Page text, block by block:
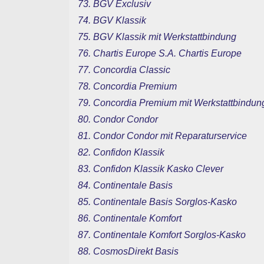
73. BGV Exclusiv
74. BGV Klassik
75. BGV Klassik mit Werkstattbindung
76. Chartis Europe S.A. Chartis Europe
77. Concordia Classic
78. Concordia Premium
79. Concordia Premium mit
80. Condor Condor
81. Condor Condor mit Reparaturservice
82. Confidon Klassik
83. Confidon Klassik Kasko Clever
84. Continentale Basis
85. Continentale Basis Sorglos-Kasko
86. Continentale Komfort
87. Continentale Komfort Sorglos-Kasko
88. CosmosDirekt Basis